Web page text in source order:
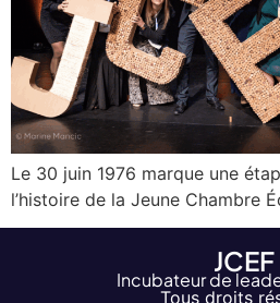
Le 30 juin 1976 marque une
l’histoire de la Jeune Chambre
JCEF
Incubateur de
Tous droits